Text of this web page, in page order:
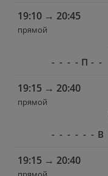
19:10 → 20:45
прямой
- - - - П - -
19:15 → 20:40
прямой
- - - - - - В
19:15 → 20:40